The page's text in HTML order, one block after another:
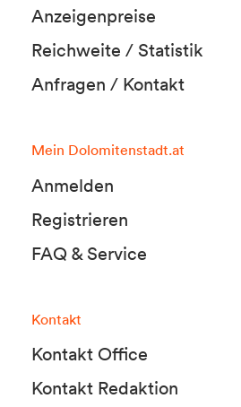
Anzeigenpreise
Reichweite / Statistik
Anfragen / Kontakt
Mein Dolomitenstadt.at
Anmelden
Registrieren
FAQ & Service
Kontakt
Kontakt Office
Kontakt Redaktion